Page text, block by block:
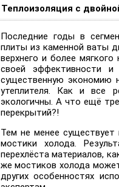
Теплоизоляция с
Последние годы в
плиты из каменной ваты
верхнего и более
своей эффективности и
существенную экономию
утеплителя. Как и все
экологичны. А что ещё
перекрытий?!
Тем не менее
мостики холода.
перехлёста материалов,
же мостиков холода
других особенностях